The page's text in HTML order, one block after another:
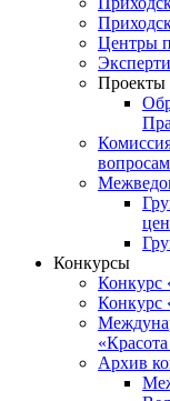
Центры
Проекты
Конкурсы
Конкурс
Конкурс
Архив